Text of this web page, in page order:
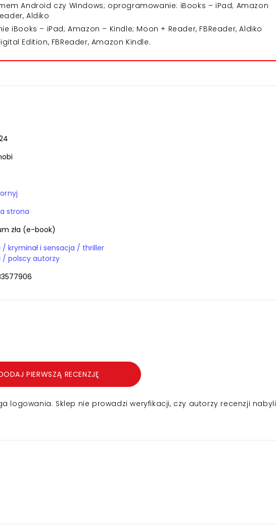
Android czy Windows; oprogramowanie: iBooks – iPad; Amazon
Aldiko
iBooks – iPad; Amazon – Kindle; Moon + Reader, FBReader, Aldiko
Edition, FBReader, Amazon Kindle.
strona
zła (e-book)
E-booki / kryminał i sensacja / thriller
/ polscy autorzy
PIERWSZĄ RECENZJĘ
logowania. Sklep nie prowadzi weryfikacji, czy autorzy recenzji nabyli